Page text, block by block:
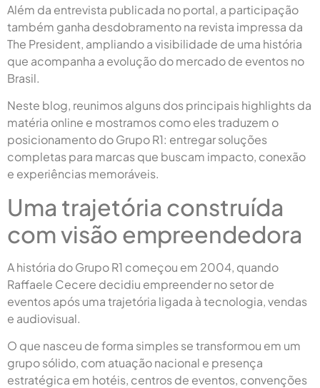
Além da entrevista publicada no portal, a participação
também ganha desdobramento na revista impressa da
The President, ampliando a visibilidade de uma história
que acompanha a evolução do mercado de eventos no
Brasil.
Neste blog, reunimos alguns dos principais highlights da
matéria online e mostramos como eles traduzem o
posicionamento do Grupo R1: entregar soluções
completas para marcas que buscam impacto, conexão
e experiências memoráveis.
Uma trajetória construída
com visão empreendedora
A história do Grupo R1 começou em 2004, quando
Raffaele Cecere decidiu empreender no setor de
eventos após uma trajetória ligada à tecnologia, vendas
e audiovisual.
O que nasceu de forma simples se transformou em um
grupo sólido, com atuação nacional e presença
estratégica em hotéis, centros de eventos, convenções